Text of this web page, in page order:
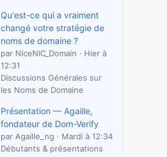
Qu'est-ce qui a vraiment
changé votre stratégie de
noms de domaine ?
par NiceNIC_Domain
Hier à
12:31
Discussions Générales sur
les Noms de Domaine
Présentation — Agaille,
fondateur de Dom-Verify
par Agaille_ng
Mardi à 12:34
Débutants & présentations